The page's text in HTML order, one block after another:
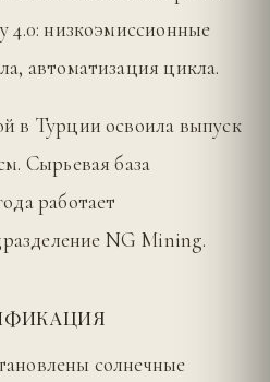
4.0: низкоэмиссионные
автоматизация цикла.
в Турции освоила выпуск
Сырьевая база
работает
NG Mining.
солнечные